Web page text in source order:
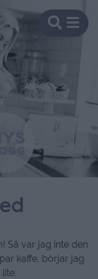
Så var jag inte den
kaffe, börjar jag